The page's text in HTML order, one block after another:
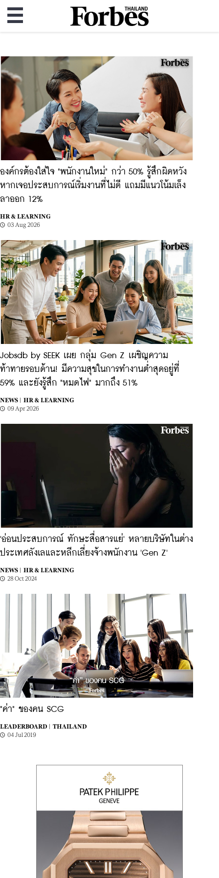
องค์กรต้องใส่ใจ "พนักงานใหม่" กว่า 50% รู้สึกผิดหวัง
หากเจอประสบการณ์เริ่มงานที่ไม่ดี แถมมีแนวโน้มเล็ง
ลาออก 12%
HR & LEARNING
03 Aug 2026
Jobsdb by SEEK เผย กลุ่ม Gen Z เผชิญความ
ท้าทายรอบด้าน! มีความสุขในการทำงานต่ำสุดอยู่ที่
59% และยังรู้สึก "หมดไฟ" มากถึง 51%
NEWS |
HR & LEARNING
09 Apr 2026
'อ่อนประสบการณ์ ทักษะสื่อสารแย่' หลายบริษัทในต่าง
ประเทศลังเลและหลีกเลี่ยงจ้างพนักงาน 'Gen Z'
NEWS |
HR & LEARNING
28 Oct 2024
"ค่า" ของคน SCG
LEADERBOARD |
THAILAND
04 Jul 2019